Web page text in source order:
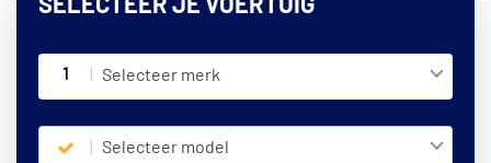
SELECTEER JE VOERTUIG
1 Selecteer merk
Selecteer model